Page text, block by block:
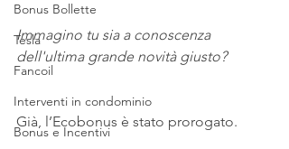
Bonus Bollette
Tesla
Fancoil
Interventi in condominio
Bonus e Incentivi
Immagino tu sia a conoscenza
dell'ultima grande novità giusto?
Già, l’Ecobonus è stato prorogato.